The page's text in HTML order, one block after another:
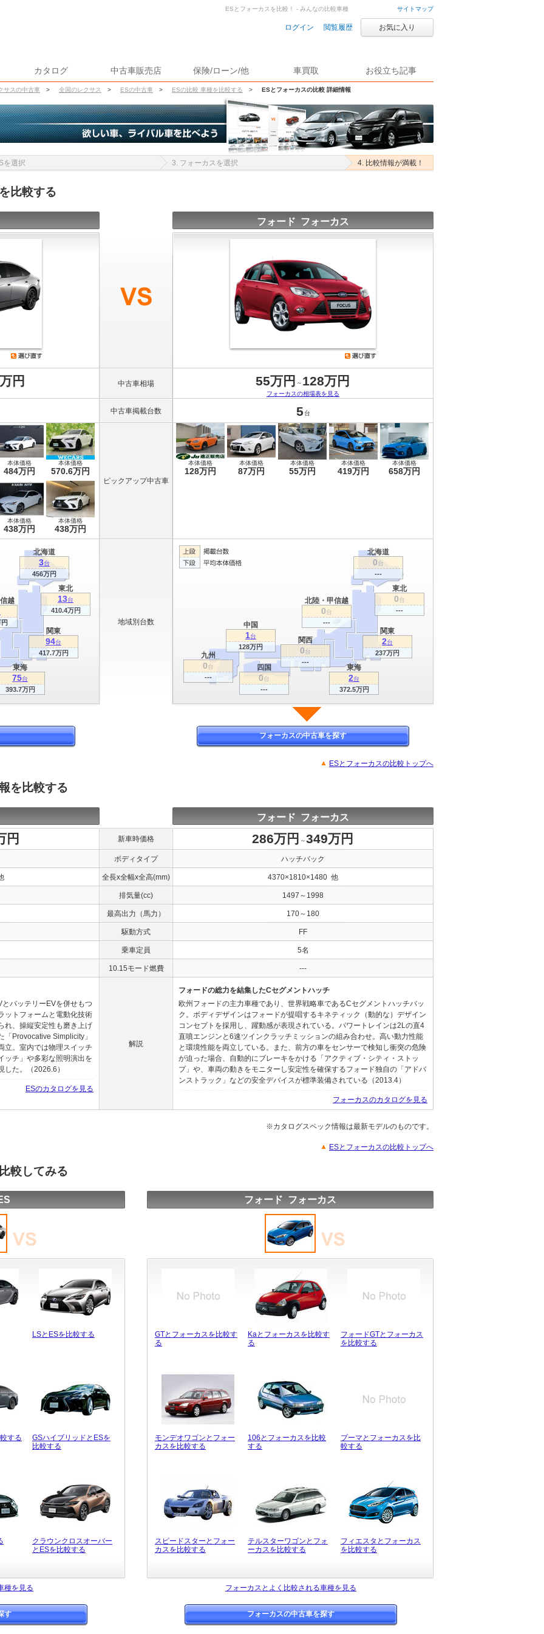
サイトマップ
ログイン 閲覧履歴 お気に入り
カタログ 中古車販売店 保険/ローン/他 車買取 お役立ち記事
サスの中古車 > 全国のレクサス > ESの中古車 > ESの比較 車種を比較する > ESとフォーカスの比較 詳細情報
ESとフォーカスを比較！ - みんなの比較車種
を選択 3. フォーカスを選択 4. 比較情報が満載！
比較する
フォード フォーカス
円 中古車相場 55万円 ～ 128万円
フォーカスの相場表を見る
中古車掲載台数 5 台
本体価格
484万円
本体価格
570.6万円
本体価格
438万円
本体価格
438万円
ピックアップ中古車
本体価格
128万円
本体価格
87万円
本体価格
55万円
本体価格
419万円
本体価格
658万円
関東
94台
417.7万円
東海
75台
393.7万円
北海道
3台
456万円
東北
13台
410.4万円
越
地域別台数
関東
2台
237万円
関西
0台
---
東海
2台
372.5万円
北海道
0台
---
九州
0台
---
東北
0台
---
北陸・甲信越
0台
---
中国
1台
128万円
四国
0台
---
フォーカスの中古車を探す
ESとフォーカスの比較トップへ
を比較する
フォード フォーカス
円 新車時価格 286万円 ～349万円
ボディタイプ ハッチバック
全長x全幅x全高(mm) 4370×1810×1480 他
排気量(cc) 1497～1998
最高出力（馬力） 170～180
駆動方式 FF
乗車定員 5名
10.15モード燃費 ---
バッテリーEVを併せもつ
ットフォームと電動化技術
れ、操縦安定性も磨き上げ
Provocative Simplicity」
立。室内では物理スイッチ
ッチ」や多彩な照明演出を
た。（2026.6）
ESのカタログを見る
解説
フォードの総力を結集したCセグメントハッチ
欧州フォードの主力車種であり、世界戦略車であるCセグメントハッチバッ
ク。ボディデザインはフォードが提唱するキネティック（動的な）デザイン
コンセプトを採用し、躍動感が表現されている。パワートレインは2Lの直4
直噴エンジンと6速ツインクラッチミッションの組み合わせ。高い動力性能
と環境性能を両立している。また、前方の車をセンサーで検知し衝突の危険
が迫った場合、自動的にブレーキをかける「アクティブ・シティ・ストッ
プ」や、車両の動きをモニターし安定性を確保するフォード独自の「アドバ
ンストラック」などの安全デバイスが標準装備されている（2013.4）
フォーカスのカタログを見る
※カタログスペック情報は最新モデルのものです。
ESとフォーカスの比較トップへ
較してみる
LSとESを比較する
する
GSハイブリッドとESを
比較する
クラウンクロスオーバー
とESを比較する
フォード フォーカス
GTとフォーカスを比較す
る
Kaとフォーカスを比較す
る
フォードGTとフォーカス
を比較する
モンデオワゴンとフォー
カスを比較する
106とフォーカスを比較
する
プーマとフォーカスを比
較する
スピードスターとフォー
カスを比較する
テルスターワゴンとフォ
ーカスを比較する
フィエスタとフォーカス
を比較する
種を見る フォーカスとよく比較される車種を見る
す フォーカスの中古車を探す